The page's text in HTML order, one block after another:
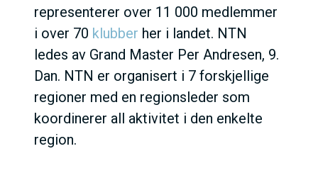
representerer over 11 000 medlemmer
i over 70 klubber her i landet. NTN
ledes av Grand Master Per Andresen, 9.
Dan. NTN er organisert i 7 forskjellige
regioner med en regionsleder som
koordinerer all aktivitet i den enkelte
region.